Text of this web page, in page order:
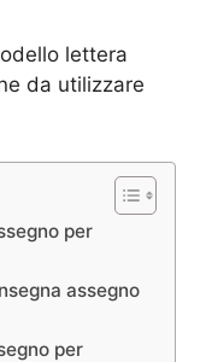
lettera
da utilizzare
per
assegno
per